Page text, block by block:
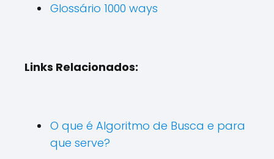
Glossário 1000 ways
Links Relacionados:
O que é Algoritmo de Busca e para
que serve?